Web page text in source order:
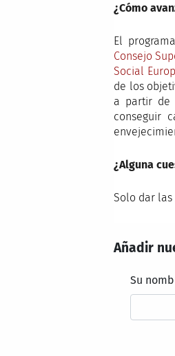
¿Cómo
El programa
Consejo
Social
de los
a partir de
conseguir
¿Alguna
Solo dar
Añadir
Su